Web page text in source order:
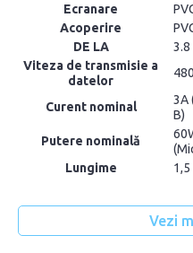
Ecranare
Acoperire
DE LA
3.8
Viteza de transmisie a
datelor
Curent nominal
3A
B)
Putere nominală
Lungime
1,5
Vezi